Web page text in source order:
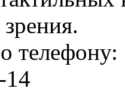
телефону:
14